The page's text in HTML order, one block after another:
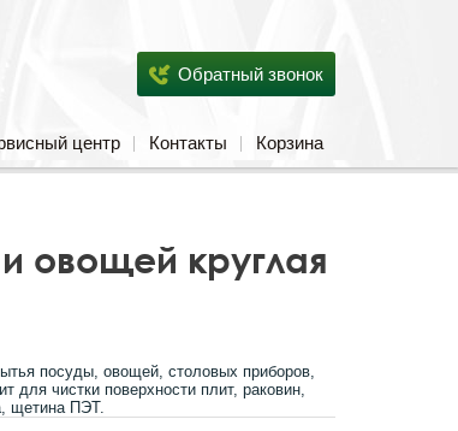
Обратный звонок
центр Контакты Корзина
овощей круглая
посуды, овощей, столовых приборов,
для чистки поверхности плит, раковин,
щетина ПЭТ.